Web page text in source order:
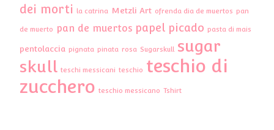
dei morti
la catrina Metzli Art ofrenda dia de muertos pan
de muerto pan de muertos papel picado pasta di mais
pentolaccia pignata pinata rosa Sugarskull sugar
skull teschi messicani teschio teschio di
zucchero teschio messicano Tshirt